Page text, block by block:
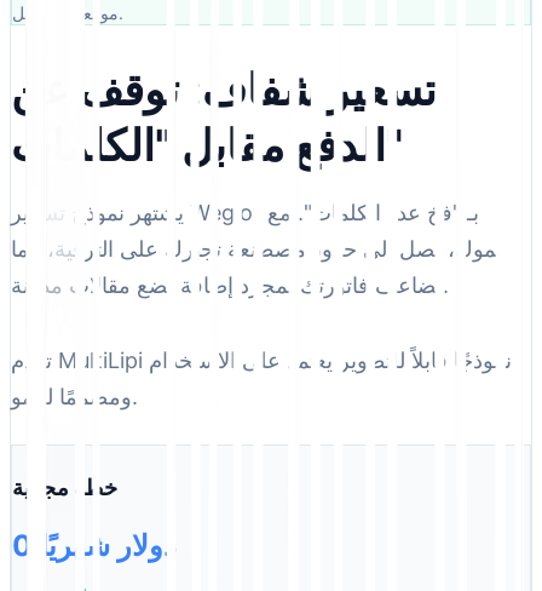
موقعك بالكامل.
تسعير شفاف: توقف عن
الدفع مقابل "الكلمات"
يشتهر نموذج تسعير Weglot بـ "فخ عدد الكلمات". مع
نموك، تصل إلى حدود مصطنعة تجبرك على الترقية، مما
يضاعف فاتورتك لمجرد إضافة بضع مقالات مدونة.
تقدم MultiLipi نموذجًا قابلاً للتطوير يعتمد على الاستخدام
ومصممًا للنمو.
خطة مجانية
0 دولار شهريًا